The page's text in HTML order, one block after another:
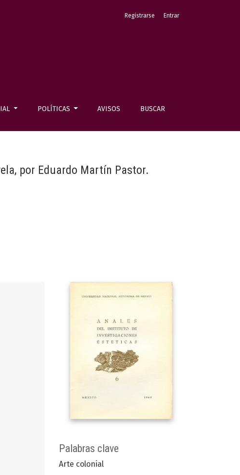
POLÍTICAS AVISOS BUSCAR
Registrarse Entrar
por Eduardo Martín Pastor.
Palabras clave
Arte colonial